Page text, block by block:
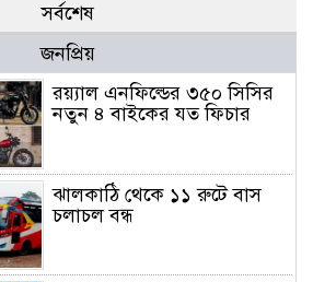
সর্বশেষ
জনপ্রিয়
র‌য়্যাল এনফিল্ডের ৩৫০ সিসির
নতুন ৪ বাইকের যত ফিচার
ঝালকাঠি থেকে ১১ রুটে বাস
চলাচল বন্ধ